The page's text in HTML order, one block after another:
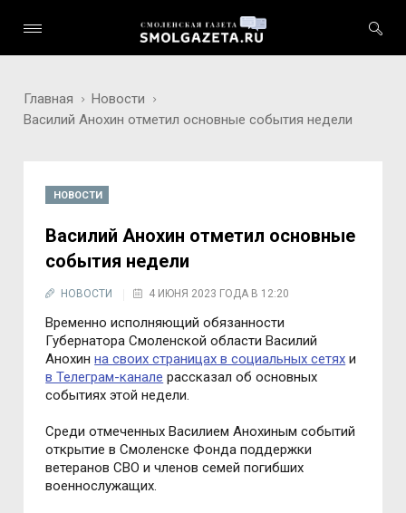
Главная
Новости
Василий Анохин отметил основные события недели
НОВОСТИ
Василий Анохин отметил основные
события недели
НОВОСТИ 4 ИЮНЯ 2023 ГОДА В 12:20
Временно исполняющий обязанности
Губернатора Смоленской области Василий
Анохинна своих страницах в социальных сетях и
в Телеграм-канале рассказал об основных
событиях этой недели.
Среди отмеченных Василием Анохиным событий
открытие в Смоленске Фонда поддержки
ветеранов СВО и членов семей погибших
военнослужащих.